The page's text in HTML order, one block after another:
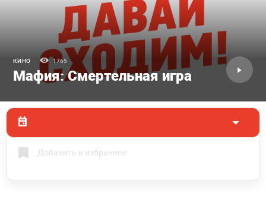
КИНО 1765
Мафия: Смертельная игра
Добавить в избранное